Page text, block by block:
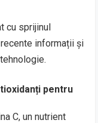
cu sprijinul
informații și
pentru
C, un nutrient